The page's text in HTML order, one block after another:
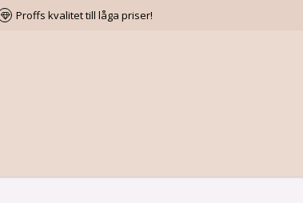
Proffs kvalitet till låga priser!